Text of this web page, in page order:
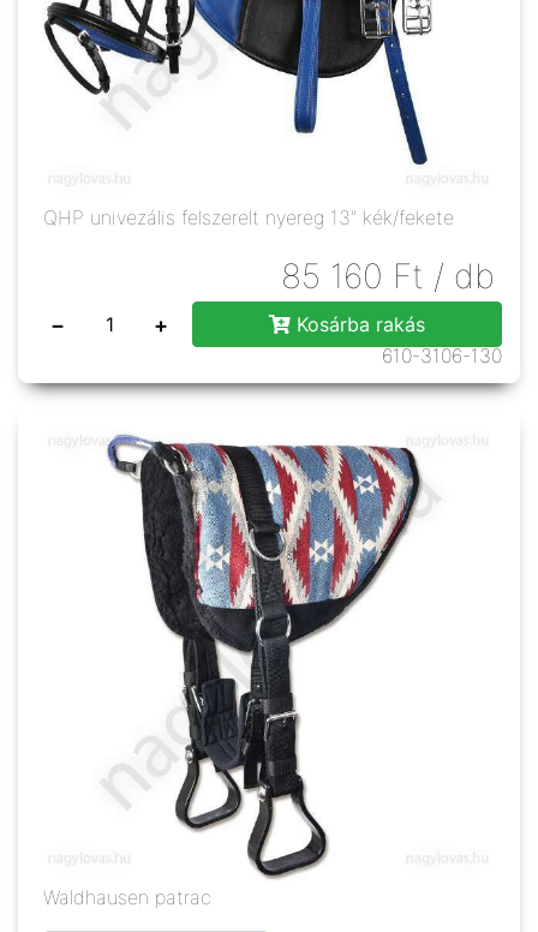
QHP univezális felszerelt nyereg 13" kék/fekete
85 160 Ft / db
− +
Kosárba rakás
610-3106-130
Waldhausen patrac